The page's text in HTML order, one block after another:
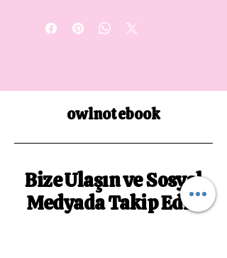
owlnotebook
Bize Ulaşın ve Sosyal
Medyada Takip Edin